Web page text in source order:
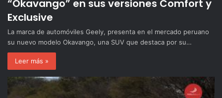
“Okavango” en sus versiones Comfort y
Exclusive
La marca de automóviles Geely, presenta en el mercado peruano
su nuevo modelo Okavango, una SUV que destaca por su…
Leer más »